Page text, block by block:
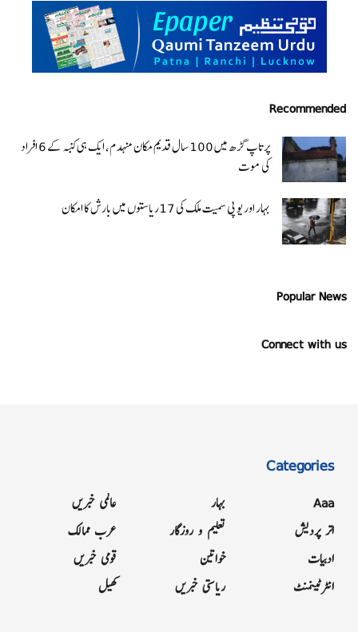
Recommended
پرتاپ گڑھ میں 100 سال قدیم مکان منہدم، ایک ہی کنبہ کے 6 افراد
کی موت
بہار اور یو پی سمیت ملک کی 17ریاستوں میں بارش کا امکان
Popular News
Connect with us
Categories
Aaa
اتر پردیش
ادبیات
انٹرٹینمنٹ
بہار
تعلیم و روزگار
خواتین
ریاستی خبریں
عالمی خبریں
عرب ممالک
قومی خبریں
کھیل